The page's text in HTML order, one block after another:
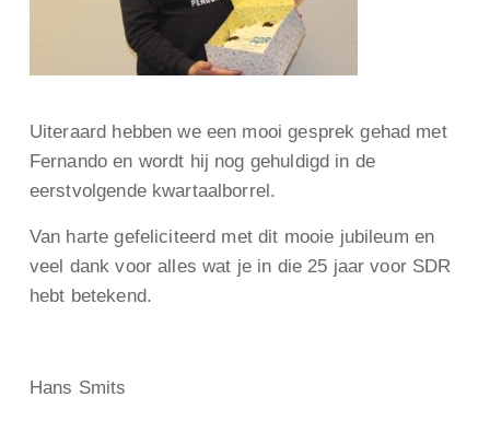
Uiteraard hebben we een mooi gesprek gehad met
Fernando en wordt hij nog gehuldigd in de
eerstvolgende kwartaalborrel.
Van harte gefeliciteerd met dit mooie jubileum en
veel dank voor alles wat je in die 25 jaar voor SDR
hebt betekend.
Hans Smits